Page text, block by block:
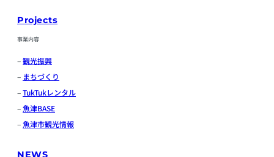
Projects
事業内容
–観光振興
– まちづくり
–TukTukレンタル
–魚津BASE
–魚津市観光情報
NEWS